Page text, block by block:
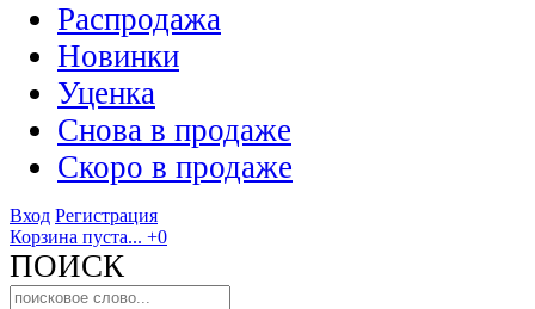
Распродажа
Новинки
Уценка
Снова в продаже
Скоро в продаже
Вход Регистрация
Корзина пуста... +0
ПОИСК